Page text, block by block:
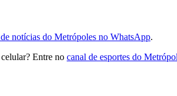
notícias do Metrópoles no WhatsApp.
Entre no canal de esportes do